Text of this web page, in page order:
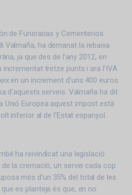
de Funerarias y Cementerios
Valmaña, ha demanat la rebaixa
ja que des de l’any 2012, en
incrementat tretze punts i ara l’IVA
en un increment d’uns 400 euros
d’aquests serveis. Valmaña ha dit
Unió Europea aquest impost està
inferior al de l’Estat espanyol.
ha reivindicat una legislació
la cremació, un servei cada cop
més d’un 35% del total de les
es planteja és que, en no